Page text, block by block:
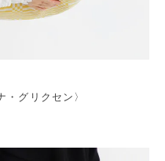
グリクセン〉